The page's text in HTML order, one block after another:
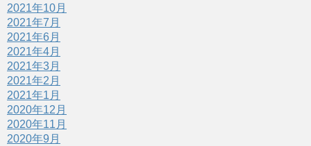
2021年10月
2021年7月
2021年6月
2021年4月
2021年3月
2021年2月
2021年1月
2020年12月
2020年11月
2020年9月